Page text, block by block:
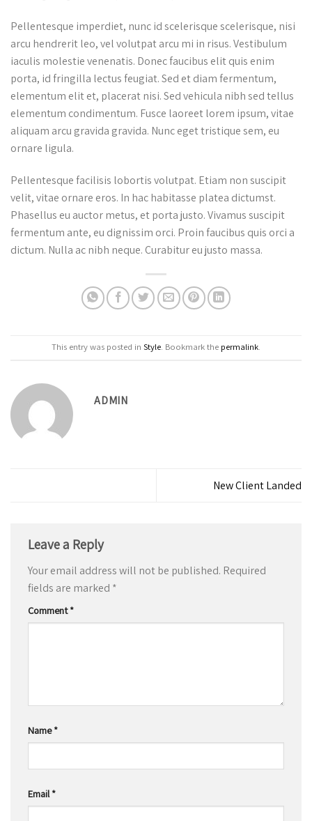
Pellentesque imperdiet, nunc id scelerisque scelerisque, nisi
arcu hendrerit leo, vel volutpat arcu mi in risus. Vestibulum
iaculis molestie venenatis. Donec faucibus elit quis enim
porta, id fringilla lectus feugiat. Sed et diam fermentum,
elementum elit et, placerat nisi. Sed vehicula nibh sed tellus
elementum condimentum. Fusce laoreet lorem ipsum, vitae
aliquam arcu gravida gravida. Nunc eget tristique sem, eu
ornare ligula.
Pellentesque facilisis lobortis volutpat. Etiam non suscipit
velit, vitae ornare eros. In hac habitasse platea dictumst.
Phasellus eu auctor metus, et porta justo. Vivamus suscipit
fermentum ante, eu dignissim orci. Proin faucibus quis orci a
dictum. Nulla ac nibh neque. Curabitur eu justo massa.
This entry was posted in Style. Bookmark the permalink.
ADMIN
New Client Landed
Leave a Reply
Your email address will not be published. Required
fields are marked *
Comment*
Name*
Email*